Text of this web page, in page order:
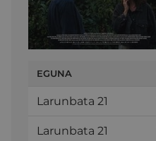
EGUNA
Larunbata 21
Larunbata 21